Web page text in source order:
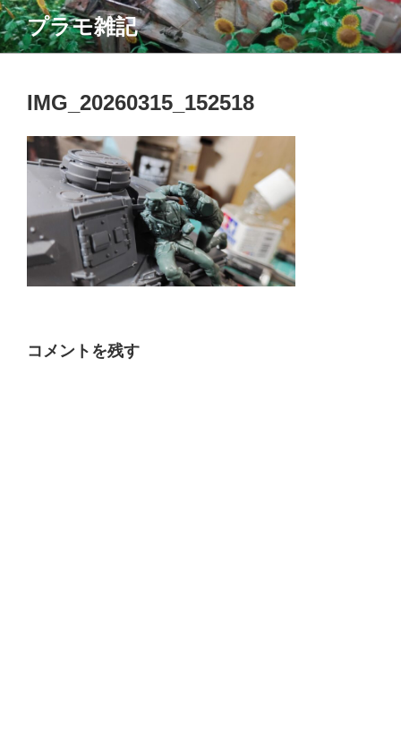
コ
ン
テ
プラモ雑記
IMG_20260315_152518
コメントを残す